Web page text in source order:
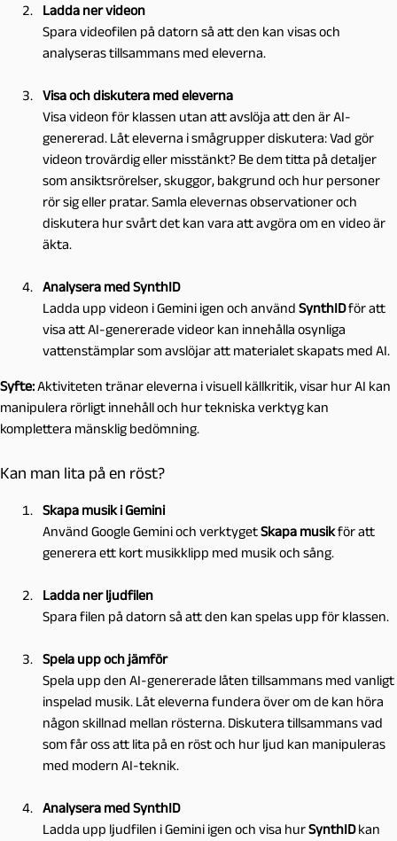
Ladda ner videon
Spara videofilen på datorn så att den kan visas och
analyseras tillsammans med eleverna.
Visa och diskutera med eleverna
Visa videon för klassen utan att avslöja att den är AI-
genererad. Låt eleverna i smågrupper diskutera: Vad gör
videon trovärdig eller misstänkt? Be dem titta på detaljer
som ansiktsrörelser, skuggor, bakgrund och hur personer
rör sig eller pratar. Samla elevernas observationer och
diskutera hur svårt det kan vara att avgöra om en video är
äkta.
Analysera med SynthID
Ladda upp videon i Gemini igen och använd SynthIDför att
visa att AI-genererade videor kan innehålla osynliga
vattenstämplar som avslöjar att materialet skapats med AI.
Syfte:Aktiviteten tränar eleverna i visuell källkritik, visar hur AI kan
manipulera rörligt innehåll och hur tekniska verktyg kan
komplettera mänsklig bedömning.
Kan man lita på en röst?
Skapa musik i Gemini
Använd Google Gemini och verktygetSkapa musikför att
generera ett kort musikklipp med musik och sång.
Ladda ner ljudfilen
Spara filen på datorn så att den kan spelas upp för klassen.
Spela upp och jämför
Spela upp den AI-genererade låten tillsammans med vanligt
inspelad musik. Låt eleverna fundera över om de kan höra
någon skillnad mellan rösterna. Diskutera tillsammans vad
som får oss att lita på en röst och hur ljud kan manipuleras
med modern AI-teknik.
Analysera med SynthID
Ladda upp ljudfilen i Gemini igen och visa hurSynthIDkan